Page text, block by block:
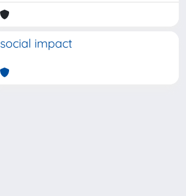
social impact